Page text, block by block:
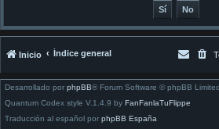
Inicio Índice general
Desarrollado por phpBB® Forum Software © phpBB Limited
Quantum Codex style V.1.4.9 by FanFanlaTuFlippe
Traducción al español por phpBB España